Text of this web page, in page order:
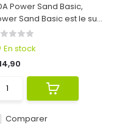
Power Sand Basic,
Sand Basic est le su...
Comparer
En stock